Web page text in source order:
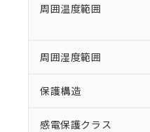
周囲温度範囲
周囲湿度範囲
保護構造
感電保護クラス